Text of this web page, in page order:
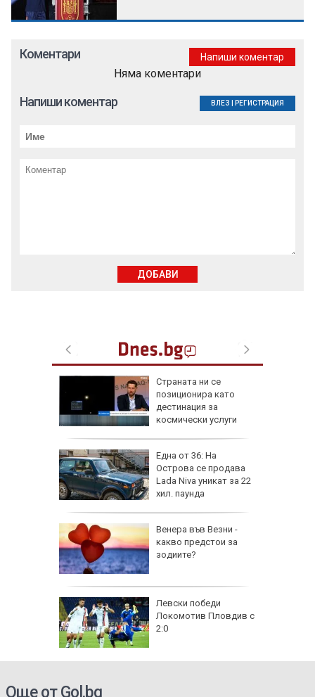
Страната ни се
позиционира като
дестинация за
космически услуги
Една от 36: На
Острова се продава
Lada Niva уникат за 22
хил. паунда
Венера във Везни -
какво предстои за
зодиите?
Левски победи
Локомотив Пловдив с
2:0
Коментари Напиши коментар
Няма коментари
Напиши коментар ВЛЕЗ РЕГИСТРАЦИЯ
ДОБАВИ
Още от Gol.bg